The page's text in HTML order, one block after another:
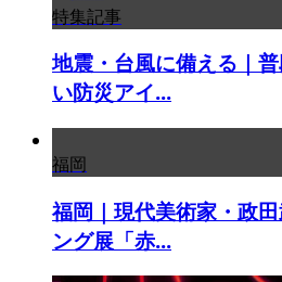
特集記事
地震・台風に備える｜
い防災アイ...
福岡
福岡｜現代美術家・政
ング展「赤...